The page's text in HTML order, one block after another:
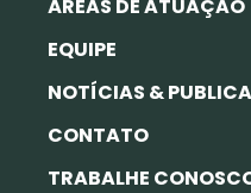
ÁREAS DE ATUAÇÃO
EQUIPE
NOTÍCIAS &
CONTATO
TRABALHE